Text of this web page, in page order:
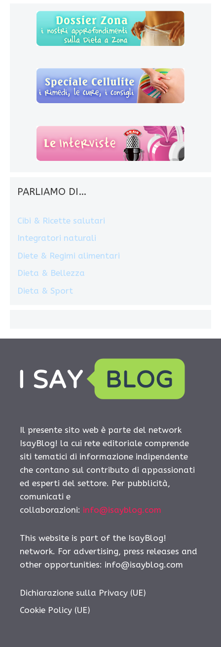
PARLIAMO DI…
Cibi & Ricette salutari
Integratori naturali
Diete & Regimi alimentari
Dieta & Bellezza
Dieta & Sport
Il presente sito web è parte del network
IsayBlog! la cui rete editoriale comprende
siti tematici di informazione indipendente
che contano sul contributo di appassionati
ed esperti del settore. Per pubblicità,
comunicati e
collaborazioni: info@isayblog.com
This website is part of the IsayBlog!
network. For advertising, press releases and
other opportunities: info@isayblog.com
Dichiarazione sulla Privacy (UE)
Cookie Policy (UE)